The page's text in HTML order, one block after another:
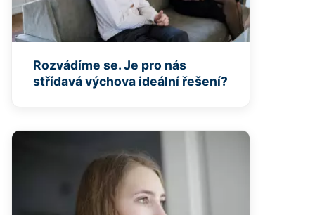
Rozvádíme se. Je pro nás
střídavá výchova ideální řešení?